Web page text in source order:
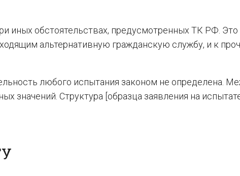
иных обстоятельствах, предусмотренных ТК РФ. Это
альтернативную гражданскую службу, и к
любого испытания законом не определена.
значений. Структура [образца заявления на